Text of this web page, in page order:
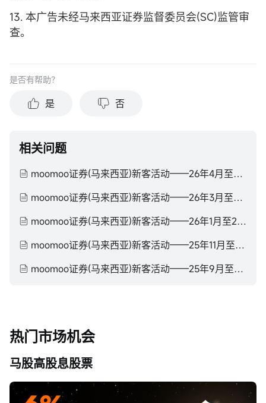
13. 本广告未经马来西亚证券监督委员会(SC)监管审
查。
是否有帮助？
是 否
相关问题
moomoo证券(马来西亚)新客活动——26年4月至26年6月
moomoo证券(马来西亚)新客活动——26年3月至26年4月
moomoo证券(马来西亚)新客活动——26年1月至26年3月
moomoo证券(马来西亚)新客活动——25年11月至26年1月
moomoo证券(马来西亚)新客活动——25年9月至25年11月
热门市场机会
马股高股息股票